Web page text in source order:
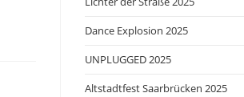
Dance Explosion 2025
UNPLUGGED 2025
Altstadtfest Saarbrücken 2025